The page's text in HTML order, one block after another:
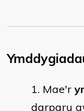
Mae'r
darparu